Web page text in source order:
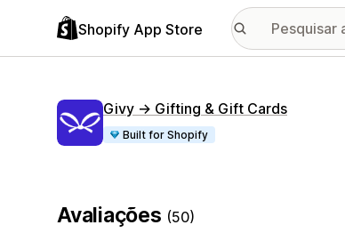
Shopify App Store
Givy → Gifting & Gift Cards
Built for Shopify
Avaliações (50)